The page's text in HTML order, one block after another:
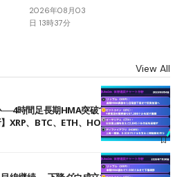
2026年08月03
日 13時37分
View All
時間足長期HMA突破で雲下端を目指す
XRP、BTC、ETH、HOME